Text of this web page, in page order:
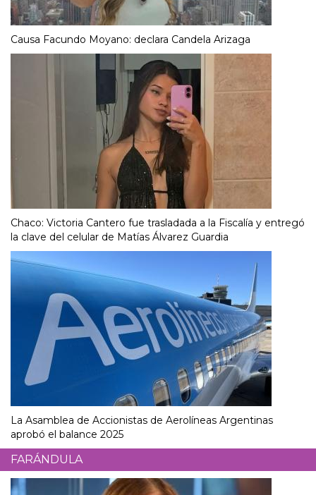
Causa Facundo Moyano: declara Candela Arizaga
Chaco: Victoria Cantero fue trasladada a la Fiscalía y entregó
la clave del celular de Matías Álvarez Guardia
La Asamblea de Accionistas de Aerolíneas Argentinas
aprobó el balance 2025
FARÁNDULA